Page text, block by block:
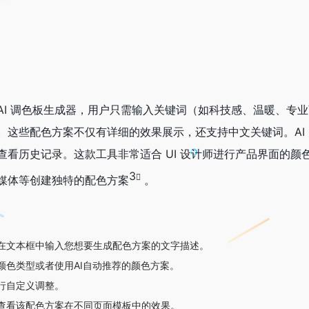
调色板生成器，用户只需输入关键词（如科技感、温暖、专
这些配色方案不仅有详细的效果展示，还支持中文关键词。
看历史记录。这款工具非常适合 UI 设计师进行产品界面的颜
体等创建独特的配色方案3 。
文本框中输入您想要生成配色方案的文字描述。
色类型或者使用AI自动推荐的颜色方案。
自定义调整。
看该配色方案在不同页面模板中的效果。